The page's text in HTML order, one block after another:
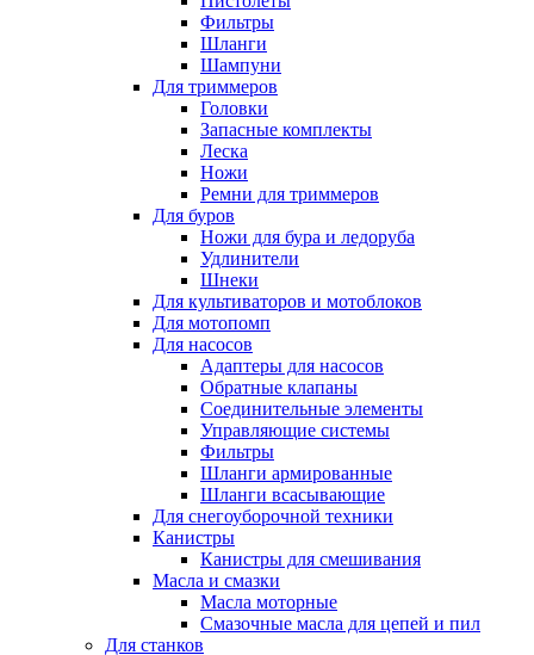
Фильтры
Шланги
Шампуни
Для триммеров
Головки
Запасные комплекты
Леска
Ножи
Ремни для триммеров
Для буров
Ножи для бура и ледоруба
Удлинители
Шнеки
Для культиваторов и мотоблоков
Для мотопомп
Для насосов
Адаптеры для насосов
Обратные клапаны
Соединительные элементы
Управляющие системы
Фильтры
Шланги армированные
Шланги всасывающие
Для снегоуборочной техники
Канистры
Канистры для смешивания
Масла и смазки
Масла моторные
Смазочные масла для цепей и пил
Для станков